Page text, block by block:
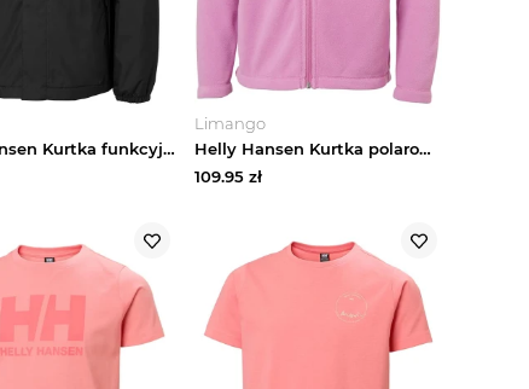
Helly Hansen Kurtka funkcyjna "Vancouver" w kolorze czarnym rozmiar: 140
Limango
Helly Hansen Kurtka polarowa "Daybreaker 2.0" w kolorze różowym rozmiar: 164
109.95 zł